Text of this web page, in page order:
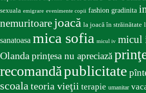
sexuala emigrare evenimente copii fashion gradinita
nemuritoare joacă la joacă în străinătate
sanatoasa mica sofia micul iv micul
Olandaprinţesa nu apreciază
recomandăpublicitate
scoalateoria vieţii terapie umanitar